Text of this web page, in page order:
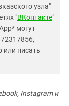
узла"
"ВКонтакте"
могут
или писать
Instagram и